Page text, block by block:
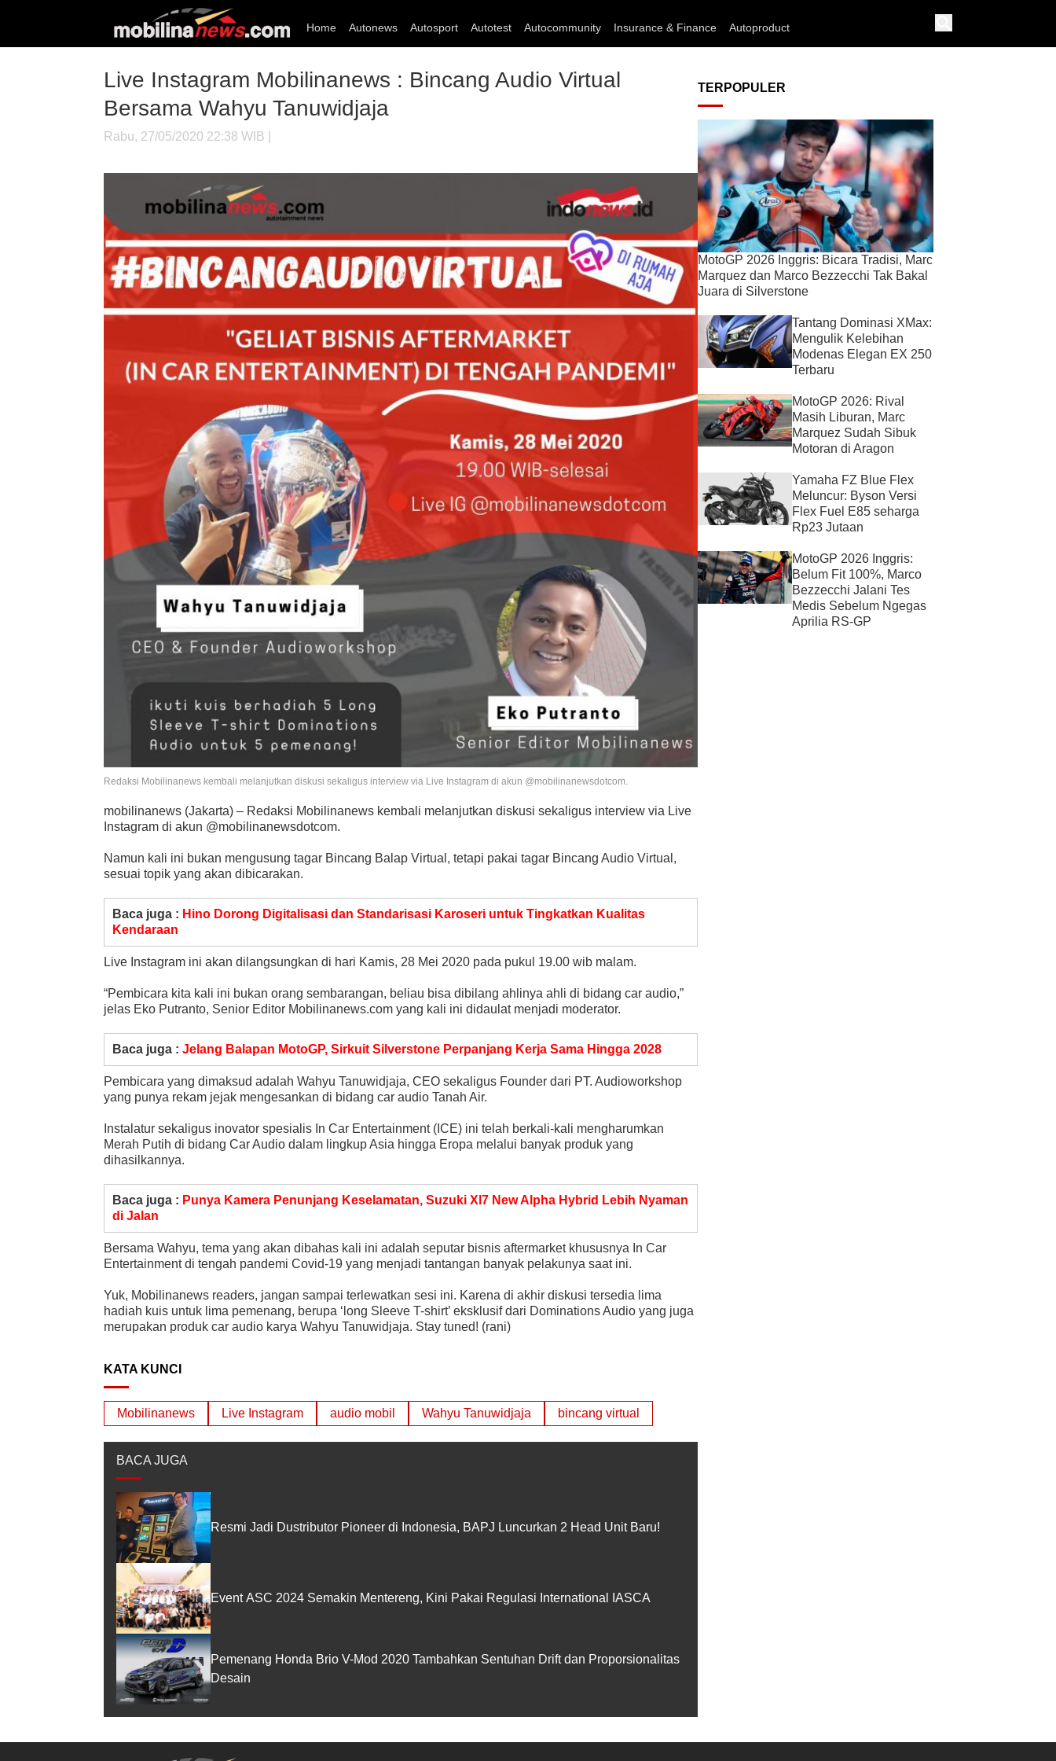
Home Autonews Autosport Autotest Autocommunity Insurance & Finance Autoproduct
Live Instagram Mobilinanews : Bincang Audio Virtual
Bersama Wahyu Tanuwidjaja
Rabu, 27/05/2020 22:38 WIB |
Redaksi Mobilinanews kembali melanjutkan diskusi sekaligus interview via Live Instagram di akun @mobilinanewsdotcom.
mobilinanews (Jakarta) – Redaksi Mobilinanews kembali melanjutkan diskusi sekaligus interview via Live
Instagram di akun @mobilinanewsdotcom.
Namun kali ini bukan mengusung tagar Bincang Balap Virtual, tetapi pakai tagar Bincang Audio Virtual,
sesuai topik yang akan dibicarakan.
Baca juga : Hino Dorong Digitalisasi dan Standarisasi Karoseri untuk Tingkatkan Kualitas
Kendaraan
Live Instagram ini akan dilangsungkan di hari Kamis, 28 Mei 2020 pada pukul 19.00 wib malam.
“Pembicara kita kali ini bukan orang sembarangan, beliau bisa dibilang ahlinya ahli di bidang car audio,”
jelas Eko Putranto, Senior Editor Mobilinanews.com yang kali ini didaulat menjadi moderator.
Baca juga : Jelang Balapan MotoGP, Sirkuit Silverstone Perpanjang Kerja Sama Hingga 2028
Pembicara yang dimaksud adalah Wahyu Tanuwidjaja, CEO sekaligus Founder dari PT. Audioworkshop
yang punya rekam jejak mengesankan di bidang car audio Tanah Air.
Instalatur sekaligus inovator spesialis In Car Entertainment (ICE) ini telah berkali-kali mengharumkan
Merah Putih di bidang Car Audio dalam lingkup Asia hingga Eropa melalui banyak produk yang
dihasilkannya.
Baca juga : Punya Kamera Penunjang Keselamatan, Suzuki Xl7 New Alpha Hybrid Lebih Nyaman
di Jalan
Bersama Wahyu, tema yang akan dibahas kali ini adalah seputar bisnis aftermarket khususnya In Car
Entertainment di tengah pandemi Covid-19 yang menjadi tantangan banyak pelakunya saat ini.
Yuk, Mobilinanews readers, jangan sampai terlewatkan sesi ini. Karena di akhir diskusi tersedia lima
hadiah kuis untuk lima pemenang, berupa ‘long Sleeve T-shirt’ eksklusif dari Dominations Audio yang juga
merupakan produk car audio karya Wahyu Tanuwidjaja. Stay tuned! (rani)
KATA KUNCI
Mobilinanews Live Instagram audio mobil Wahyu Tanuwidjaja bincang virtual
BACA JUGA
Resmi Jadi Dustributor Pioneer di Indonesia, BAPJ Luncurkan 2 Head Unit Baru!
Event ASC 2024 Semakin Mentereng, Kini Pakai Regulasi International IASCA
Pemenang Honda Brio V-Mod 2020 Tambahkan Sentuhan Drift dan Proporsionalitas
Desain
TERPOPULER
MotoGP 2026 Inggris: Bicara Tradisi, Marc
Marquez dan Marco Bezzecchi Tak Bakal
Juara di Silverstone
Tantang Dominasi XMax:
Mengulik Kelebihan
Modenas Elegan EX 250
Terbaru
MotoGP 2026: Rival
Masih Liburan, Marc
Marquez Sudah Sibuk
Motoran di Aragon
Yamaha FZ Blue Flex
Meluncur: Byson Versi
Flex Fuel E85 seharga
Rp23 Jutaan
MotoGP 2026 Inggris:
Belum Fit 100%, Marco
Bezzecchi Jalani Tes
Medis Sebelum Ngegas
Aprilia RS-GP